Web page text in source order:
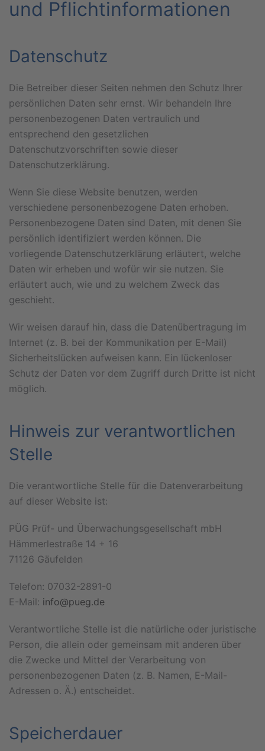
und Pflicht­informationen
Datenschutz
Die Betreiber dieser Seiten nehmen den Schutz Ihrer
persönlichen Daten sehr ernst. Wir behandeln Ihre
personenbezogenen Daten vertraulich und
entsprechend den gesetzlichen
Datenschutzvorschriften sowie dieser
Datenschutzerklärung.
Wenn Sie diese Website benutzen, werden
verschiedene personenbezogene Daten erhoben.
Personenbezogene Daten sind Daten, mit denen Sie
persönlich identifiziert werden können. Die
vorliegende Datenschutzerklärung erläutert, welche
Daten wir erheben und wofür wir sie nutzen. Sie
erläutert auch, wie und zu welchem Zweck das
geschieht.
Wir weisen darauf hin, dass die Datenübertragung im
Internet (z. B. bei der Kommunikation per E-Mail)
Sicherheitslücken aufweisen kann. Ein lückenloser
Schutz der Daten vor dem Zugriff durch Dritte ist nicht
möglich.
Hinweis zur verantwortlichen
Stelle
Die verantwortliche Stelle für die Datenverarbeitung
auf dieser Website ist:
PÜG Prüf- und Überwachungsgesellschaft mbH
Hämmerlestraße 14 + 16
71126 Gäufelden
Telefon: 07032-2891-0
E-Mail: info@pueg.de
Verantwortliche Stelle ist die natürliche oder juristische
Person, die allein oder gemeinsam mit anderen über
die Zwecke und Mittel der Verarbeitung von
personenbezogenen Daten (z. B. Namen, E-Mail-
Adressen o. Ä.) entscheidet.
Speicherdauer